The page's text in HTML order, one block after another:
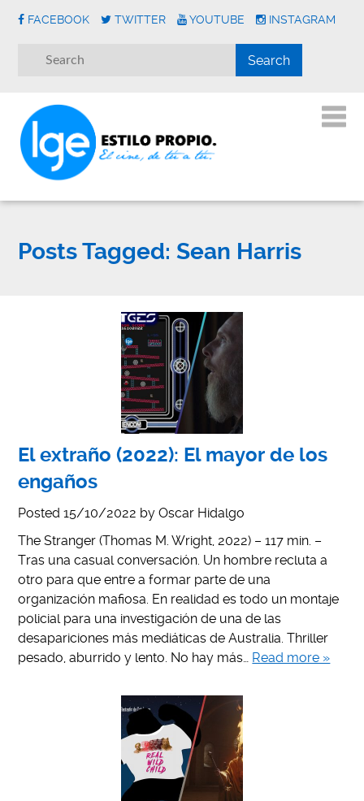
FACEBOOK TWITTER YOUTUBE INSTAGRAM
Posts Tagged: Sean Harris
El extraño (2022): El mayor de los
engaños
Posted15/10/2022 byOscar Hidalgo
The Stranger (Thomas M. Wright, 2022) – 117 min. –
Tras una casual conversación. Un hombre recluta a
otro para que entre a formar parte de una
organización mafiosa. En realidad es todo un montaje
policial para una investigación de una de las
desapariciones más mediáticas de Australia. Thriller
pesado, aburrido y lento. No hay más… Read more »